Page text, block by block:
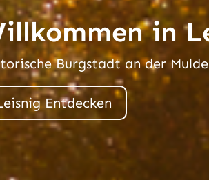
in
Burgstadt an der Mulde
Entdecken